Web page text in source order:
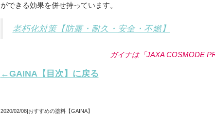
ができる効果を併せ持っています。
老朽化対策【防露・耐久・安全・不燃】
ガイナは「JAXA COSMODE
←GAINA【目次】に戻る
2020/02/08|おすすめの塗料【GAINA】